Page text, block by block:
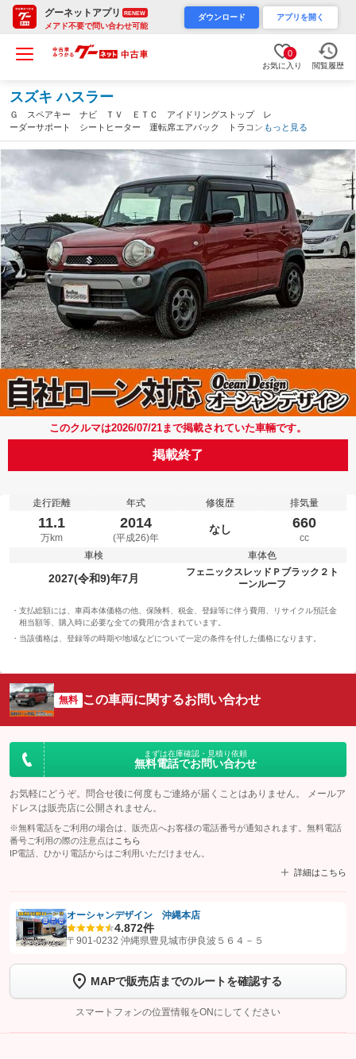
グーネットアプリ RENEW
メアド不要で問い合わせ可能
ダウンロード アプリを開く
0
お気に入り 閲覧履歴
スズキ ハスラー
Ｇ スペアキー ナビ ＴＶ ＥＴＣ アイドリングストップ レ
ーダーサポート シートヒーター 運転席エアバック トラコン
エアコン パワーウィンドウ（沖縄県）
もっと見る
このクルマは2026/07/21まで掲載されていた車輛です。
掲載終了
走行距離
11.1
万km
年式
2014
(平成26)年
修復歴
なし
排気量
660
cc
車検
2027(令和9)年7月
車体色
フェニックスレッドＰブラック２ト
ーンルーフ
支払総額には、車両本体価格の他、保険料、税金、登録等に伴う費用、リサイクル預託金
相当額等、購入時に必要な全ての費用が含まれています。
当該価格は、登録等の時期や地域などについて一定の条件を付した価格になります。
無料 この車両に関するお問い合わせ
まずは在庫確認・見積り依頼
無料電話でお問い合わせ
お気軽にどうぞ。問合せ後に何度もご連絡が届くことはありません。 メールア
ドレスは販売店に公開されません。
※無料電話をご利用の場合は、販売店へお客様の電話番号が通知されます。無料電話
番号ご利用の際の注意点は こちら
IP電話、ひかり電話からはご利用いただけません。
詳細はこちら
【STEP1】認証画面でグーネットを友だち追加してから「許可する」ボタンを押
トーク画面で
ボタンをタップして問い合わせを
完了してください。
こちら
オーシャンデザイン 沖縄本店
4.872件
〒901-0232 沖縄県豊見城市伊良波５６４－５
MAPで販売店までのルートを確認する
スマートフォンの位置情報をONにしてください